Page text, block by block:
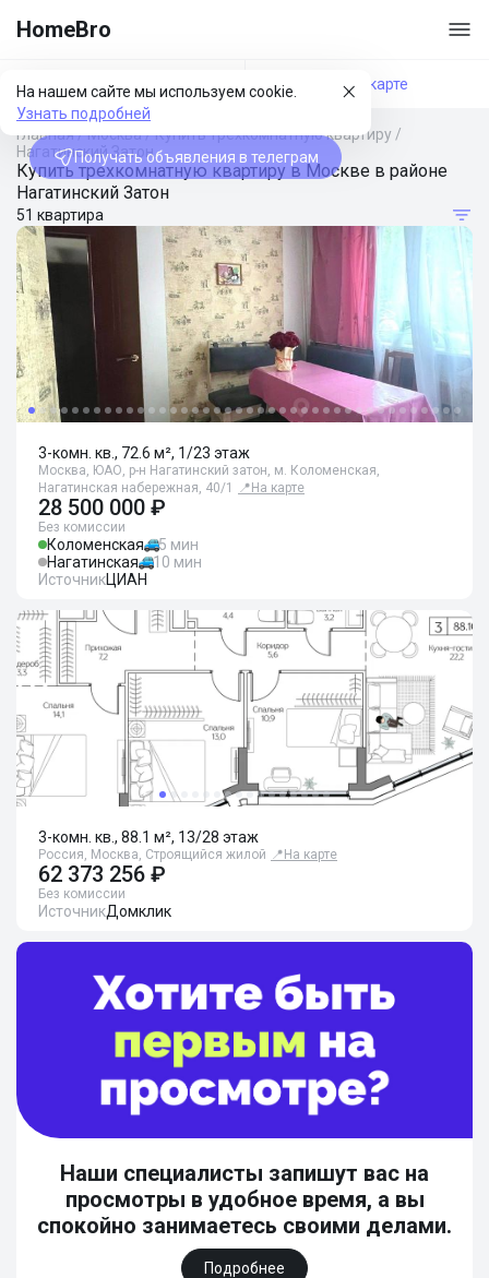
HomeBro
На нашем сайте мы используем cookie.
Узнать подробней
Получать объявления в телеграм
Фильтры На карте
Главная/Москва/Купить трехкомнатную квартиру /
Нагатинский Затон
Купить трехкомнатную квартиру в Москве в районе
Нагатинский Затон
51 квартира
3-комн. кв., 72.6 м², 1/23 этаж
Москва, ЮАО, р-н Нагатинский затон, м. Коломенская,
Нагатинская набережная, 40/1
📍 На карте
28 500 000 ₽
Без комиссии
Коломенская
5 мин
Нагатинская
10 мин
ИсточникЦИАН
3-комн. кв., 88.1 м², 13/28 этаж
Россия, Москва, Строящийся жилой 📍 На карте
62 373 256 ₽
Без комиссии
ИсточникДомклик
Наши специалисты запишут вас на
просмотры в удобное время, а вы
спокойно занимаетесь своими делами.
Подробнее